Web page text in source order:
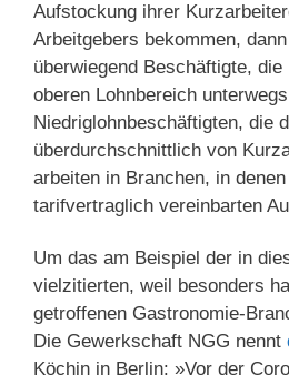
Aufstockung ihrer
Arbeitgebers bekommen,
überwiegend Beschäftigte,
oberen Lohnbereich
Niedriglohnbeschäftigten, die
überdurchschnittlich von
arbeiten in Branchen, in
tarifvertraglich vereinbarten
Um das am Beispiel der in
vielzitierten, weil besonders
getroffenen Gastronomie-
Die Gewerkschaft NGG nennt
Köchin in Berlin: »Vor der